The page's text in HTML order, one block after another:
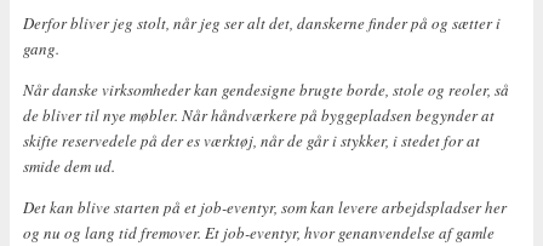
Derfor bliver jeg stolt, når jeg ser alt det, danskerne finder på og sætter i
gang.
Når danske virksomheder kan gendesigne brugte borde, stole og reoler, så
de bliver til nye møbler. Når håndværkere på byggepladsen begynder at
skifte reservedele på der es værktøj, når de går i stykker, i stedet for at
smide dem ud.
Det kan blive starten på et job-eventyr, som kan levere arbejdspladser her
og nu og lang tid fremover. Et job-eventyr, hvor genanvendelse af gamle